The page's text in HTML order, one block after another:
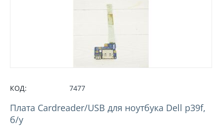
КОД: 7477
Плата Cardreader/USB для ноутбука Dell p39f,
б/у